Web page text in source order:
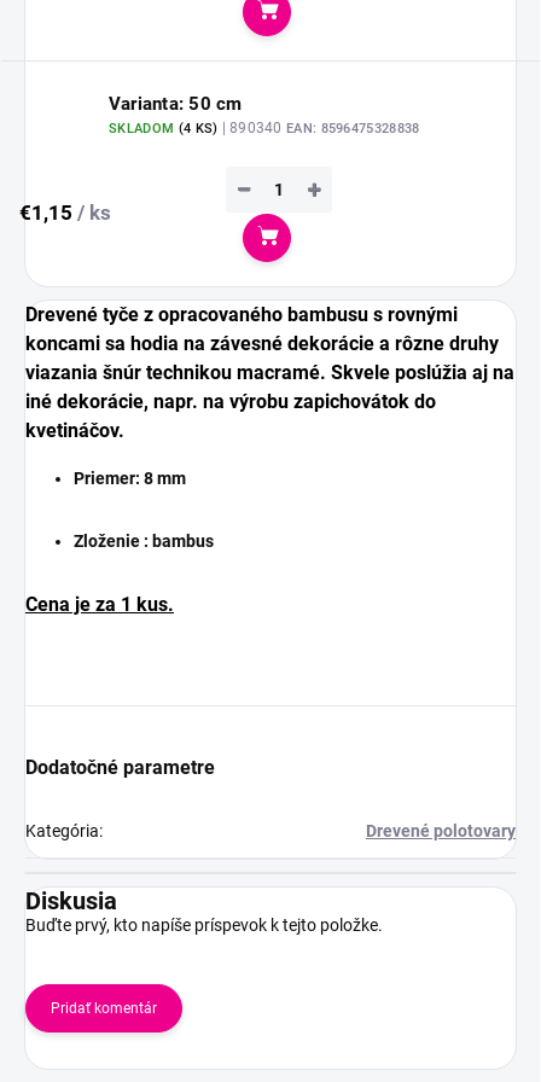
Do košíka
Varianta: 50 cm
SKLADOM (4 KS) | 890340 EAN: 8596475328838
€1,15 / ks
+
−
Do košíka
Drevené tyče z opracovaného bambusu s rovnými
koncami sa hodia na závesné dekorácie a rôzne druhy
viazania šnúr technikou macramé. Skvele poslúžia aj na
iné dekorácie, napr. na výrobu zapichovátok do
kvetináčov.
Priemer: 8 mm
Zloženie : bambus
Cena je za 1 kus.
Dodatočné parametre
Kategória: Drevené polotovary
Diskusia
Buďte prvý, kto napíše príspevok k tejto položke.
Pridať komentár